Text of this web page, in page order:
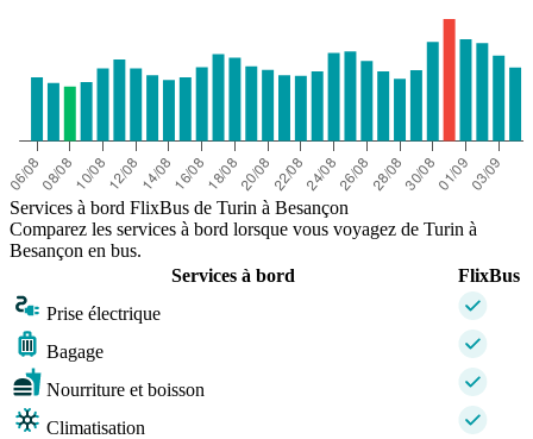
Services à bord FlixBus de Turin à Besançon
Comparez les services à bord lorsque vous voyagez de Turin à
Besançon en bus.
Services à bord
FlixBus
Prise électrique
Bagage
Nourriture et boisson
Climatisation